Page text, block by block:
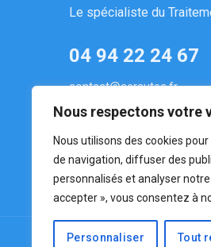
Nous respectons votre
Nous utilisons des cookies
de navigation, diffuser des
personnalisés et analyser
accepter », vous consentez à
Personnaliser Tout
Le spécialiste du
04 94 22 24 67
contact@aerautec.fr
132, rue du Revest-les-
83 140 Z.A. Six-Fours Les